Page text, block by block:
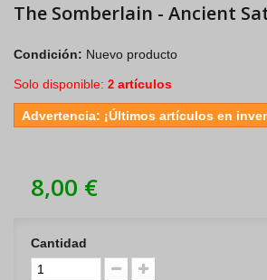
The Somberlain - Ancient
Condición: Nuevo producto
Solo disponible: 2 artículos
Advertencia: ¡Últimos artículos en
8,00 €
Cantidad